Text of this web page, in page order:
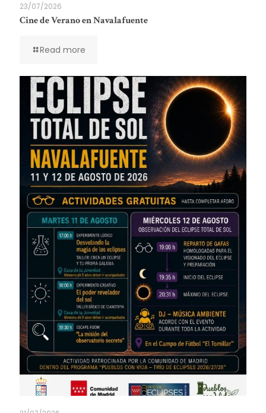
23/07/2026
Cine de Verano en Navalafuente
Read more